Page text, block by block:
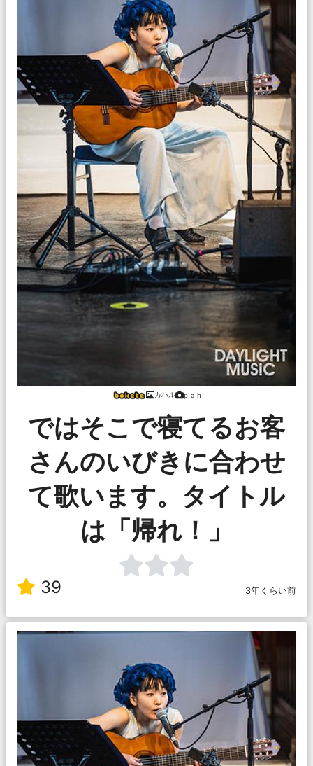
カハル p_a_h
ではそこで寝てるお客
さんのいびきに合わせ
て歌います。タイトル
は「帰れ！」
39 3年くらい前